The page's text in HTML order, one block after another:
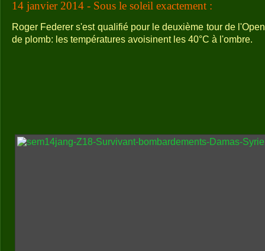
14 janvier 2014 - Sous le soleil exactement :
Roger Federer s'est qualifié pour le deuxième tour de
de plomb: les températures avoisinent les 40°C à l'ombre.